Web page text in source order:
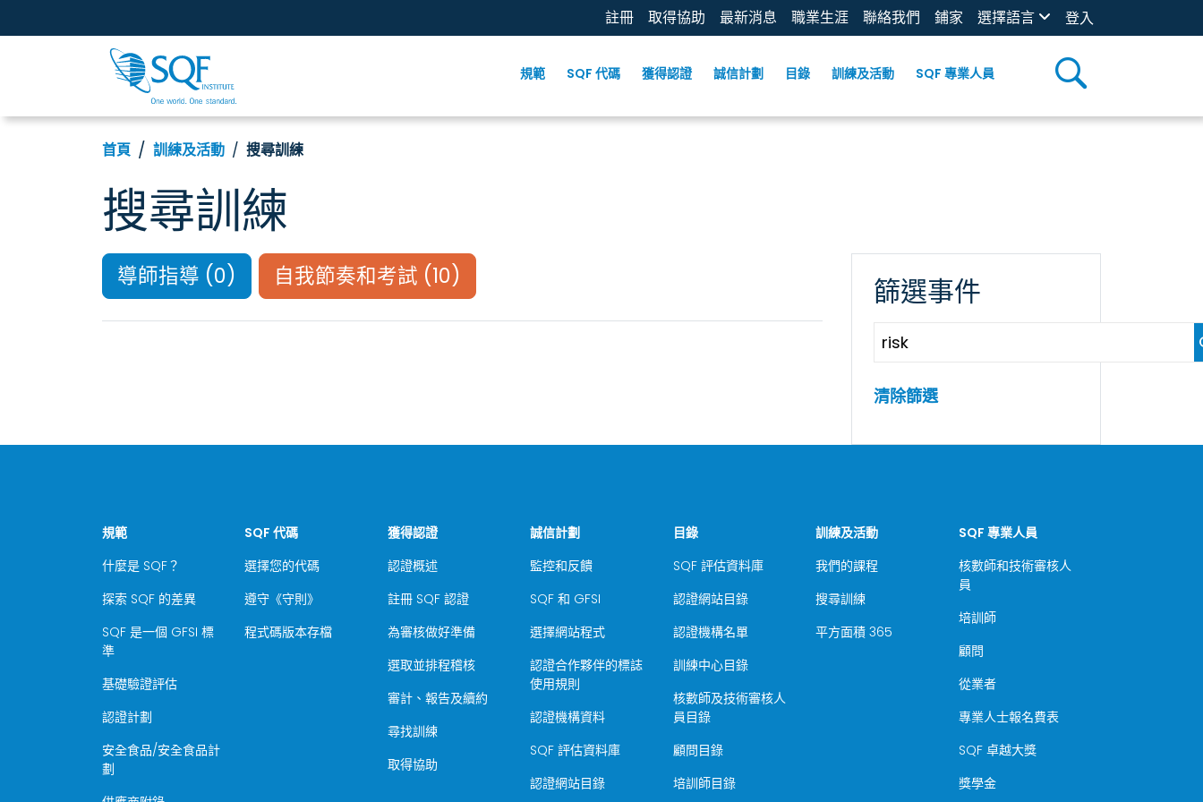
註冊 取得協助 最新消息 職業生涯 聯絡我們 鋪家 選擇語言 登入
規範 SQF 代碼 獲得認證 誠信計劃 目錄 訓練及活動 SQF 專業人員
首頁 訓練及活動 搜尋訓練
搜尋訓練
導師指導 (0) 自我節奏和考試 (10) 篩選事件
清除篩選
規範
什麼是 SQF？
探索 SQF 的差異
SQF 是一個 GFSI 標
準
基礎驗證評估
認證計劃
安全食品/安全食品計
劃
SQF 代碼
選擇您的代碼
遵守《守則》
程式碼版本存檔
獲得認證
認證概述
註冊 SQF 認證
為審核做好準備
選取並排程稽核
審計、報告及續約
尋找訓練
取得協助
誠信計劃
監控和反饋
SQF 和 GFSI
選擇網站程式
認證合作夥伴的標誌
使用規則
認證機構資料
SQF 評估資料庫
認證網站目錄
目錄
SQF 評估資料庫
認證網站目錄
認證機構名單
訓練中心目錄
核數師及技術審核人
員目錄
顧問目錄
培訓師目錄
訓練及活動
我們的課程
搜尋訓練
平方面積 365
SQF 專業人員
核數師和技術審核人
員
培訓師
顧問
從業者
專業人士報名費表
SQF 卓越大獎
獎學金